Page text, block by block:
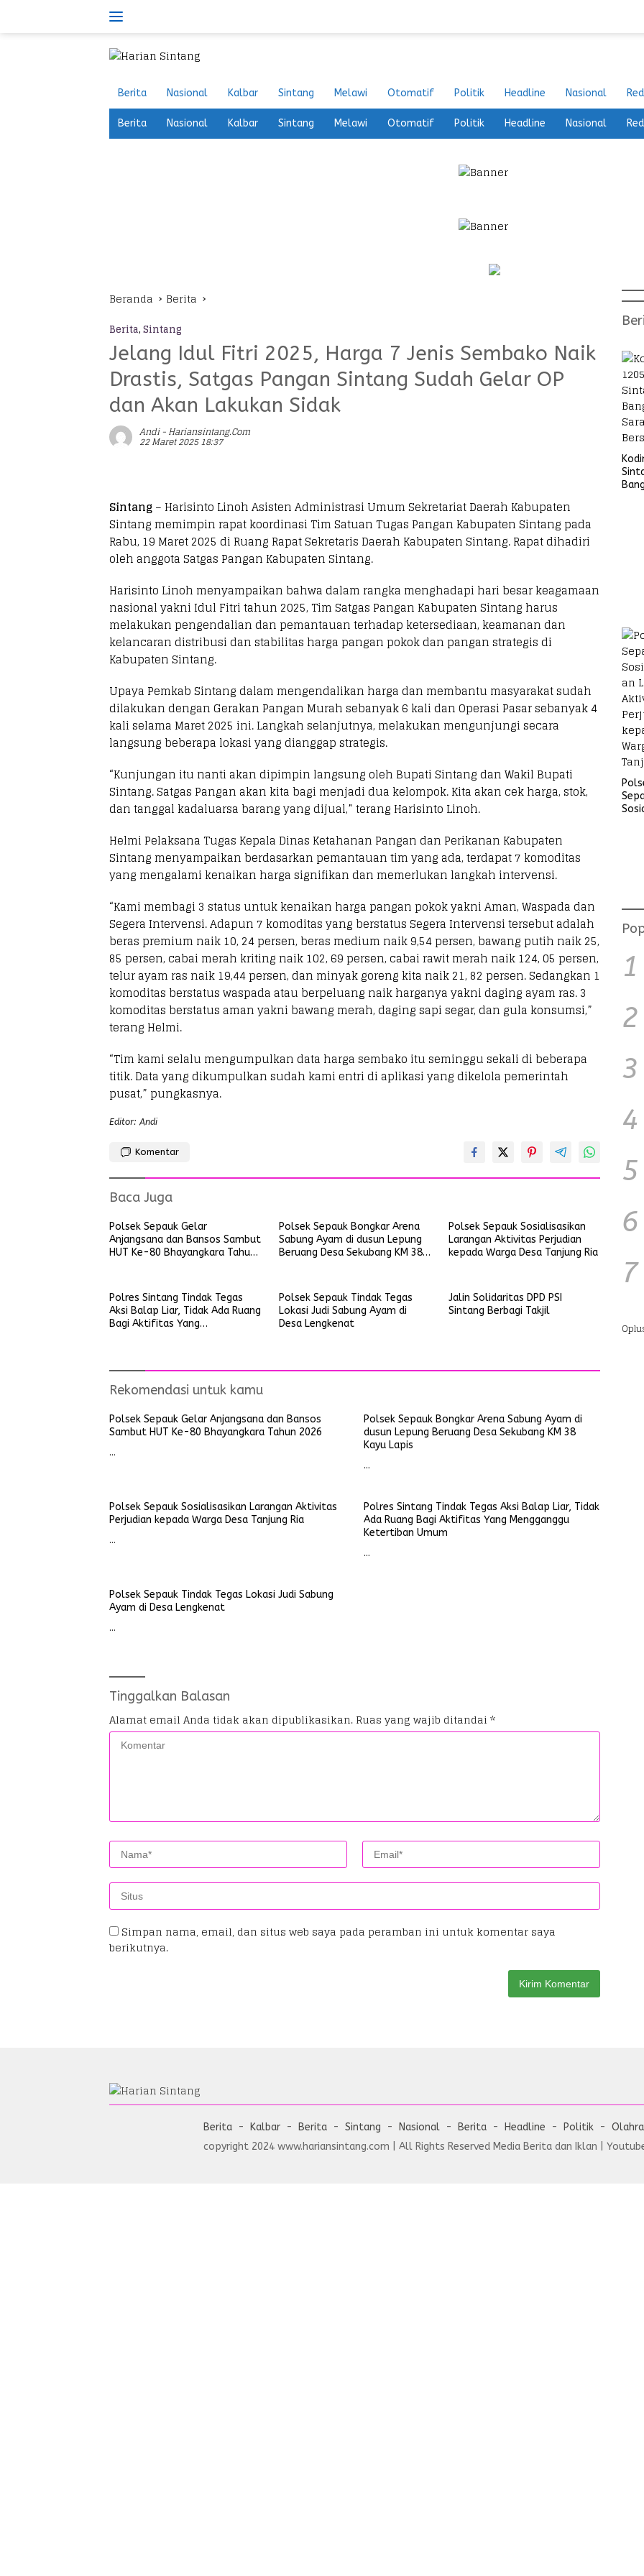
Berita Nasional Kalbar Sintang Melawi Otomatif Politik Headline Nasional
Berita Nasional Kalbar Sintang Melawi Otomatif Politik Headline Nasional
Beranda Berita
Berita,Sintang
Jelang Idul Fitri 2025, Harga 7 Jenis Sembako Naik
Drastis, Satgas Pangan Sintang Sudah Gelar OP
dan Akan Lakukan Sidak
Andi - Hariansintang.com
22 Maret 2025 18:37
Sintang– Harisinto Linoh Asisten Administrasi Umum Sekretariat Daerah Kabupaten
Sintang memimpin rapat koordinasi Tim Satuan Tugas Pangan Kabupaten Sintang pada
Rabu, 19 Maret 2025 di Ruang Rapat Sekretaris Daerah Kabupaten Sintang. Rapat dihadiri
oleh anggota Satgas Pangan Kabupaten Sintang.
Harisinto Linoh menyampaikan bahwa dalam rangka menghadapi hari besar keagamaan
nasional yakni Idul Fitri tahun 2025, Tim Satgas Pangan Kabupaten Sintang harus
melakukan pengendalian dan pemantauan terhadap ketersediaan, keamanan dan
kelancaran distribusi dan stabilitas harga pangan pokok dan pangan strategis di
Kabupaten Sintang.
Upaya Pemkab Sintang dalam mengendalikan harga dan membantu masyarakat sudah
dilakukan dengan Gerakan Pangan Murah sebanyak 6 kali dan Operasi Pasar sebanyak 4
kali selama Maret 2025 ini. Langkah selanjutnya, melakukan mengunjungi secara
langsung beberapa lokasi yang dianggap strategis.
“Kunjungan itu nanti akan dipimpin langsung oleh Bupati Sintang dan Wakil Bupati
Sintang. Satgas Pangan akan kita bagi menjadi dua kelompok. Kita akan cek harga, stok,
dan tanggal kadaluarsa barang yang dijual,” terang Harisinto Linoh.
Helmi Pelaksana Tugas Kepala Dinas Ketahanan Pangan dan Perikanan Kabupaten
Sintang menyampaikan berdasarkan pemantauan tim yang ada, terdapat 7 komoditas
yang mengalami kenaikan harga signifikan dan memerlukan langkah intervensi.
“Kami membagi 3 status untuk kenaikan harga pangan pokok yakni Aman, Waspada dan
Segera Intervensi. Adapun 7 komoditas yang berstatus Segera Intervensi tersebut adalah
beras premium naik 10, 24 persen, beras medium naik 9,54 persen, bawang putih naik 25,
85 persen, cabai merah kriting naik 102, 69 persen, cabai rawit merah naik 124, 05 persen,
telur ayam ras naik 19,44 persen, dan minyak goreng kita naik 21, 82 persen. Sedangkan 1
komoditas berstatus waspada atau berpeluang naik harganya yakni daging ayam ras. 3
komoditas berstatus aman yakni bawang merah, daging sapi segar, dan gula konsumsi,”
terang Helmi.
“Tim kami selalu mengumpulkan data harga sembako itu seminggu sekali di beberapa
titik. Data yang dikumpulkan sudah kami entri di aplikasi yang dikelola pemerintah
pusat,” pungkasnya.
Editor: Andi
Komentar
Baca Juga
Polsek Sepauk Gelar
Anjangsana dan Bansos Sambut
HUT Ke-80 Bhayangkara Tahun
Polsek Sepauk Bongkar Arena
Sabung Ayam di dusun Lepung
Beruang Desa Sekubang KM 38
Polsek Sepauk Sosialisasikan
Larangan Aktivitas Perjudian
kepada Warga Desa Tanjung Ria
Polres Sintang Tindak Tegas
Aksi Balap Liar, Tidak Ada Ruang
Bagi Aktifitas Yang
Polsek Sepauk Tindak Tegas
Lokasi Judi Sabung Ayam di
Desa Lengkenat
Jalin Solidaritas DPD PSI
Sintang Berbagi Takjil
Rekomendasi untuk kamu
Polsek Sepauk Gelar Anjangsana dan Bansos
Sambut HUT Ke-80 Bhayangkara Tahun 2026
…
Polsek Sepauk Bongkar Arena Sabung Ayam di
dusun Lepung Beruang Desa Sekubang KM 38
Kayu Lapis
…
Polsek Sepauk Sosialisasikan Larangan Aktivitas
Perjudian kepada Warga Desa Tanjung Ria
…
Polres Sintang Tindak Tegas Aksi Balap Liar, Tidak
Ada Ruang Bagi Aktifitas Yang Mengganggu
Ketertiban Umum
…
Polsek Sepauk Tindak Tegas Lokasi Judi Sabung
Ayam di Desa Lengkenat
…
Tinggalkan Balasan
Alamat email Anda tidak akan dipublikasikan. Ruas yang wajib ditandai *
Simpan nama, email, dan situs web saya pada peramban ini untuk komentar saya
berikutnya.
1
2
3
4
5
6
7
Berita Kalbar Berita Sintang Nasional Berita Headline Politik
copyright 2024 www.hariansintang.com | All Rights Reserved Media Berita dan Iklan |